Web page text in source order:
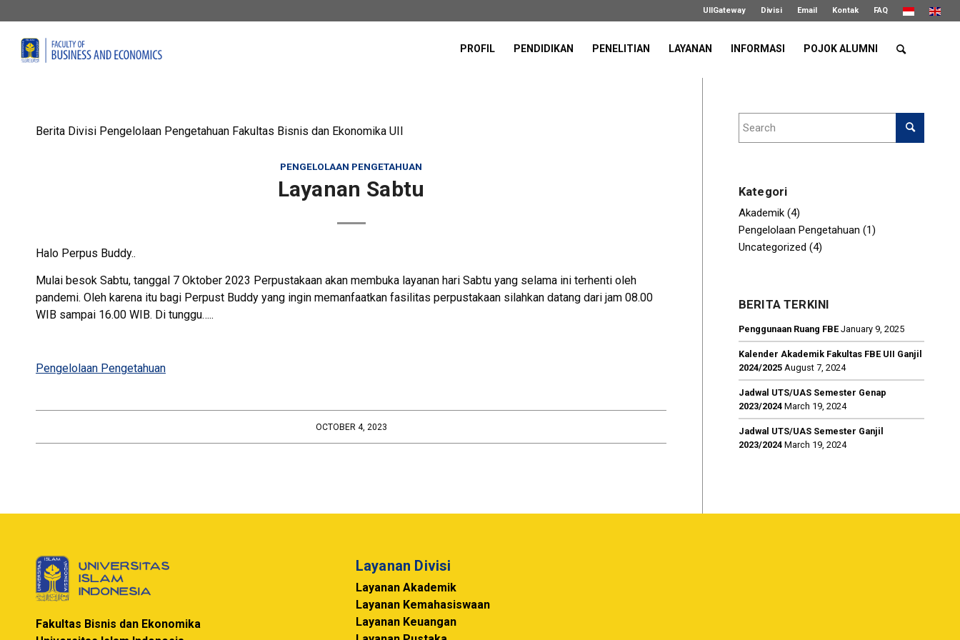
UIIGateway Divisi Email Kontak FAQ
PROFIL PENDIDIKAN PENELITIAN LAYANAN INFORMASI POJOK ALUMNI
Berita Divisi Pengelolaan Pengetahuan Fakultas Bisnis dan Ekonomika UII
PENGELOLAAN PENGETAHUAN
Layanan Sabtu
Halo Perpus Buddy..
Mulai besok Sabtu, tanggal 7 Oktober 2023 Perpustakaan akan membuka layanan hari Sabtu yang selama ini terhenti oleh
pandemi. Oleh karena itu bagi Perpust Buddy yang ingin memanfaatkan fasilitas perpustakaan silahkan datang dari jam 08.00
WIB sampai 16.00 WIB. Di tunggu…..
Pengelolaan Pengetahuan
OCTOBER 4, 2023
Kategori
Akademik (4)
Pengelolaan Pengetahuan (1)
Uncategorized (4)
BERITA TERKINI
Penggunaan Ruang FBE January 9, 2025
Kalender Akademik Fakultas FBE UII Ganjil
2024/2025 August 7, 2024
Jadwal UTS/UAS Semester Genap
2023/2024 March 19, 2024
Jadwal UTS/UAS Semester Ganjil
2023/2024 March 19, 2024
Fakultas Bisnis dan Ekonomika
Layanan Divisi
Layanan Akademik
Layanan Kemahasiswaan
Layanan Keuangan